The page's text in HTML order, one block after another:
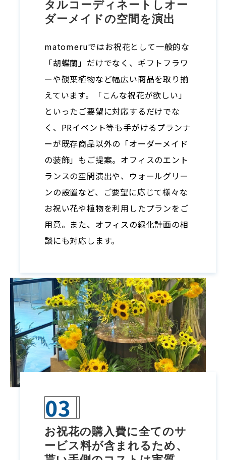
タルコーディネートしオー
ダーメイドの空間を演出
matomeruではお祝花として一般的な
「胡蝶蘭」だけでなく、ギフトフラワ
ーや観葉植物など幅広い商品を取り揃
えています。「こんな祝花が欲しい」
といったご要望に対応するだけでな
く、PRイベント等も手がけるプランナ
ーが既存商品以外の「オーダーメイド
の装飾」もご提案。オフィスのエント
ランスの空間演出や、ウォールグリー
ンの設置など、ご要望に応じて様々な
お祝い花や植物を利用したプランをご
用意。また、オフィスの緑化計画の相
談にも対応します。
03
お祝花の購⼊費に全てのサ
ービス料が含まれるため、